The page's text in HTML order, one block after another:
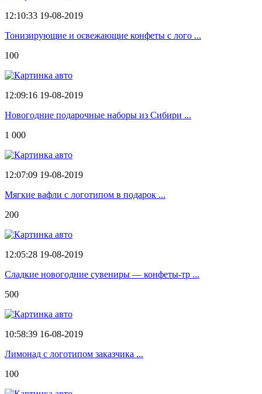
12:10:33 19-08-2019
Тонизирующие и освежающие конфеты с лого ...
100
12:09:16 19-08-2019
Новогодние подарочные наборы из Сибири ...
1 000
12:07:09 19-08-2019
Мягкие вафли с логотипом в подарок ...
200
12:05:28 19-08-2019
Сладкие новогодние сувениры — конфеты-тр ...
500
10:58:39 16-08-2019
Лимонад с логотипом заказчика ...
100